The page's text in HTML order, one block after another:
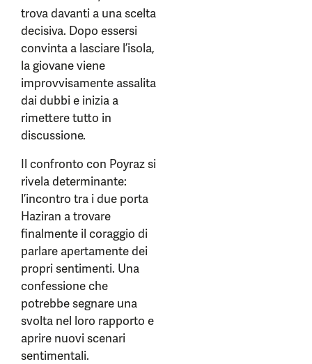
trova davanti a una scelta
decisiva. Dopo essersi
convinta a lasciare l’isola,
la giovane viene
improvvisamente assalita
dai dubbi e inizia a
rimettere tutto in
discussione.
Il confronto con Poyraz si
rivela determinante:
l’incontro tra i due porta
Haziran a trovare
finalmente il coraggio di
parlare apertamente dei
propri sentimenti. Una
confessione che
potrebbe segnare una
svolta nel loro rapporto e
aprire nuovi scenari
sentimentali.